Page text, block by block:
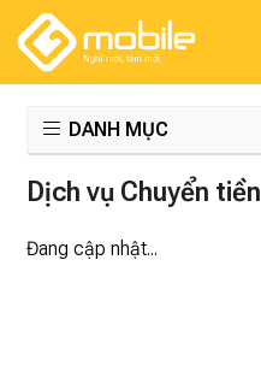
DANH MỤC
Dịch vụ Chuyển tiền
Đang cập nhật...